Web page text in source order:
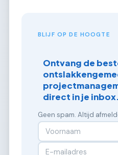
BLIJF OP DE HOOGTE
Ontvang de
direct in je inbox.
Geen spam. Altijd